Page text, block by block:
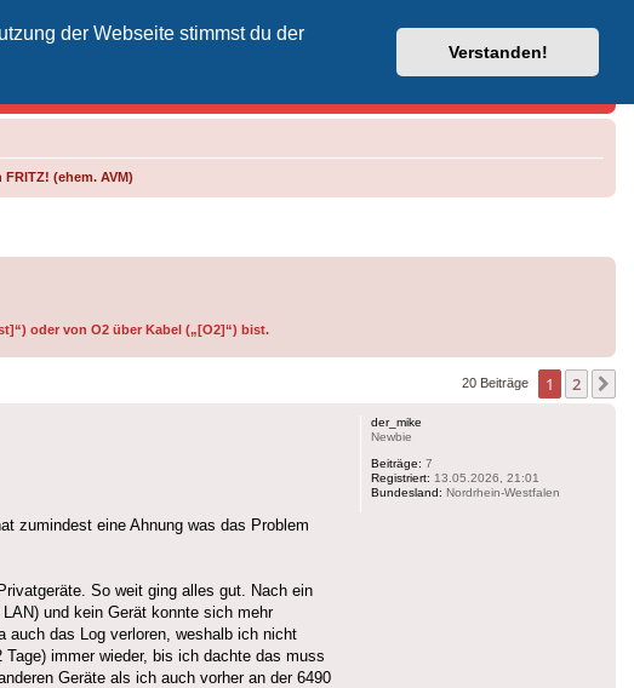
der Webseite stimmst du der
Verstanden!
Vodafone-Kabel-Helpdesk
(ehem. AVM)
oder von O2 über Kabel („[O2]“) bist.
20 Beiträge 1 2
der_mike
Newbie
Beiträge: 7
Registriert: 13.05.2026, 21:01
Bundesland: Nordrhein-Westfalen
zumindest eine Ahnung was das Problem
So weit ging alles gut. Nach ein
und kein Gerät konnte sich mehr
auch das Log verloren, weshalb ich nicht
immer wieder, bis ich dachte das muss
Geräte als ich auch vorher an der 6490